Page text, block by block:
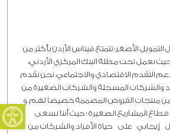
الأصغر؛ تتمتع فيتاس الأردن بأكثر من
نعمل تحت مظلة البنك المركزي الأردني،
التقدم الاقتصادي والاجتماعي. نحن نقدم
والشركات المسجلة والشركات الصغيرة من
منتجات القروض المصممة خصيصاً لهم. و
المشاريع الصغيرة ؛ حيث أننا نسعى
إيجابي على حياة الأفراد والشركات من